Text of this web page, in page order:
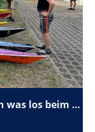
PKC Newsletter 06/26 – Ganz schön was los beim PKC - zusammen geht einfach mehr!